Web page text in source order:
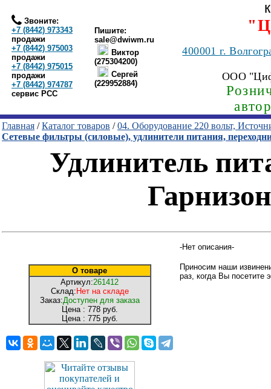
Звоните:
+7 (8442) 973343
продажи
+7 (8442) 975003
продажи
+7 (8442) 975015
продажи
+7 (8442) 974787
сервис РСС
Пишите:
sale@dwiwm.ru
Виктор
(275304200)
Сергей
(229952884)
400001г.
ООО
Главная /Каталог товаров /04. Оборудование 220 вольт,
Сетевые фильтры (силовые), удлинители питания,
Удлинитель
О товаре
Артикул:261412
Склад: Нет на складе
Заказ:Доступен для заказа
Цена : 778 руб.
Цена : 775 руб.
-Нет описания-
Приносим наши
раз, когда Вы посетите